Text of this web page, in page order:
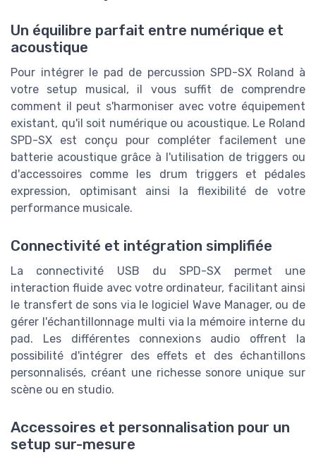
Un équilibre parfait entre numérique et
acoustique
Pour intégrer le pad de percussion SPD-SX Roland à
votre setup musical, il vous suffit de comprendre
comment il peut s'harmoniser avec votre équipement
existant, qu'il soit numérique ou acoustique. Le Roland
SPD-SX est conçu pour compléter facilement une
batterie acoustique grâce à l'utilisation de triggers ou
d'accessoires comme les drum triggers et pédales
expression, optimisant ainsi la flexibilité de votre
performance musicale.
Connectivité et intégration simplifiée
La connectivité USB du SPD-SX permet une
interaction fluide avec votre ordinateur, facilitant ainsi
le transfert de sons via le logiciel Wave Manager, ou de
gérer l'échantillonnage multi via la mémoire interne du
pad. Les différentes connexions audio offrent la
possibilité d'intégrer des effets et des échantillons
personnalisés, créant une richesse sonore unique sur
scène ou en studio.
Accessoires et personnalisation pour un
setup sur-mesure